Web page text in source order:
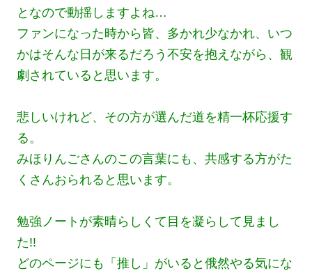
となので動揺しますよね…
ファンになった時から皆、多かれ少なかれ、いつ
かはそんな日が来るだろう不安を抱えながら、観
劇されていると思います。
悲しいけれど、その方が選んだ道を精一杯応援す
る。
みほりんごさんのこの言葉にも、共感する方がた
くさんおられると思います。
勉強ノートが素晴らしくて目を凝らして見まし
た!!
どのページにも「推し」がいると俄然やる気にな